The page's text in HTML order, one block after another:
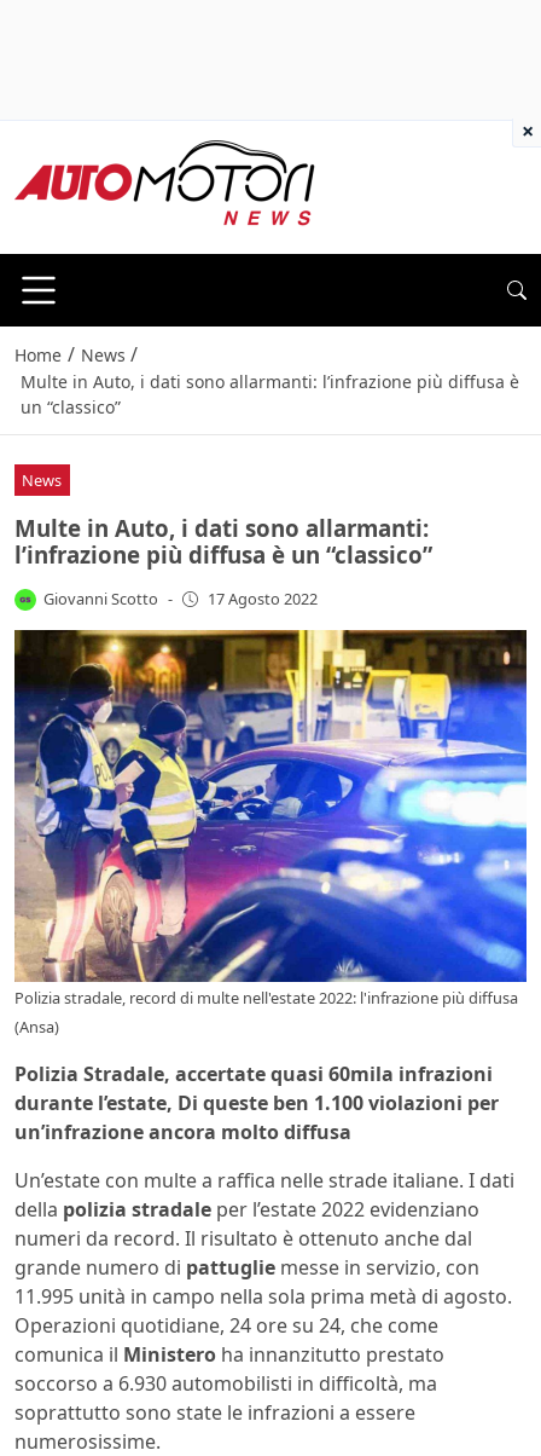
Home / News /
Multe in Auto, i dati sono allarmanti: l’infrazione più diffusa è
un “classico”
News
Multe in Auto, i dati sono allarmanti:
l’infrazione più diffusa è un “classico”
Giovanni Scotto - 17 Agosto 2022
Polizia stradale, record di multe nell'estate 2022: l'infrazione più diffusa
(Ansa)
Polizia Stradale, accertate quasi 60mila infrazioni
durante l’estate, Di queste ben 1.100 violazioni per
un’infrazione ancora molto diffusa
Un’estate con multe a raffica nelle strade italiane. I dati
della polizia stradale per l’estate 2022 evidenziano
numeri da record. Il risultato è ottenuto anche dal
grande numero di pattuglie messe in servizio, con
11.995 unità in campo nella sola prima metà di agosto.
Operazioni quotidiane, 24 ore su 24, che come
comunica il Ministero ha innanzitutto prestato
soccorso a 6.930 automobilisti in difficoltà, ma
soprattutto sono state le infrazioni a essere
numerosissime.
×